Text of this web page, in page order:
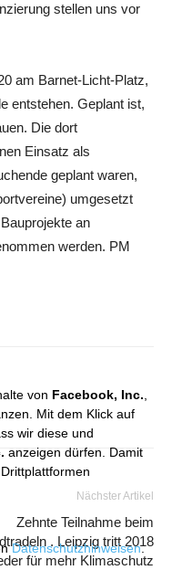
stellen uns vor
am Barnet-Licht-Platz,
entstehen. Geplant ist,
Die dort
Einsatz als
geplant waren,
umgesetzt
an
werden. PM
von Facebook, Inc.
Mit dem Klick auf
wir diese und
anzeigen dürfen. Damit
Datenschutzhinweisen.
Nächster Artikel
Zehnte Teilnahme beim
. Leipzig tritt 2018
für mehr Klimaschutz